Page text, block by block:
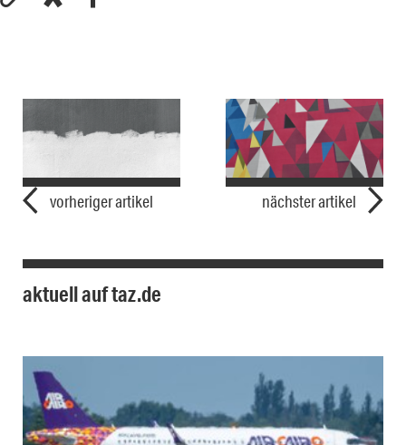
vorheriger artikel nächster artikel
aktuell auf taz.de